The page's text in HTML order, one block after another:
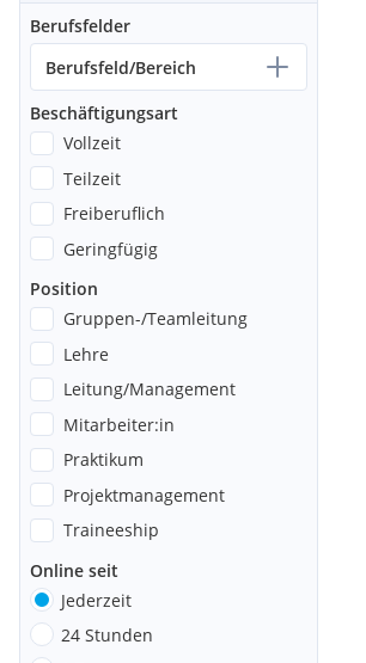
Berufsfelder
Berufsfeld/Bereich
Beschäftigungsart
Vollzeit
Teilzeit
Freiberuflich
Geringfügig
Position
Gruppen-/Teamleitung
Lehre
Leitung/Management
Mitarbeiter:in
Praktikum
Projektmanagement
Traineeship
Online seit
Jederzeit
24 Stunden